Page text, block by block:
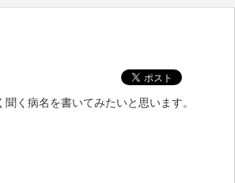
聞く病名を書いてみたいと思います。